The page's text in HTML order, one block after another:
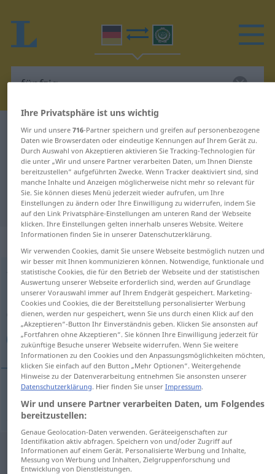
Deutsch-Arabisch Wörterbuch fünfzig
Deutsch-Arabisch Übersetzung für
"fünfzig"
"fünfzig" Arabisch Übersetzung
„fünfzig“: Numerale, Zahlwort
fünfzignum
Übersicht aller Übersetzungen
(Für mehr Details die Übersetzung anklicken/antippen)
خمسون
خمسون [xamˈsuːn] fünfzig
Ihre Privatsphäre ist uns wichtig
Wir und unsere 716-Partner speichern und greifen auf personenbezogene
Daten wie Browserdaten oder eindeutige Kennungen auf Ihrem Gerät zu.
Durch Auswahl von Akzeptieren aktivieren Sie Tracking-Technologien für
die unter „Wir und unsere Partner verarbeiten Daten, um Ihnen Dienste
bereitzustellen“ aufgeführten Zwecke. Wenn Tracker deaktiviert sind, sind
manche Inhalte und Anzeigen möglicherweise nicht mehr so relevant für
Sie. Sie können dieses Menü jederzeit wieder aufrufen, um Ihre
Einstellungen zu ändern oder Ihre Einwilligung zu widerrufen, indem Sie
auf den Link Privatsphäre-Einstellungen am unteren Rand der Webseite
klicken. Ihre Einstellungen gelten innerhalb unseres Website. Weitere
Informationen finden Sie in unserer Datenschutzerklärung.
Wir verwenden Cookies, damit Sie unsere Webseite bestmöglich nutzen und
wir besser mit Ihnen kommunizieren können. Notwendige, funktionale und
statistische Cookies, die für den Betrieb der Webseite und der statistischen
Auswertung unserer Webseite erforderlich sind, werden auf Grundlage
unserer Vorauswahl immer auf Ihrem Endgerät gespeichert. Marketing-
Cookies und Cookies, die der Bereitstellung personalisierter Werbung
dienen, werden nur gespeichert, wenn Sie uns durch einen Klick auf den
„Akzeptieren“-Button Ihr Einverständnis geben. Klicken Sie ansonsten auf
„Fortfahren ohne Akzeptieren“. Sie können Ihre Einwilligung jederzeit für
zukünftige Besuche unserer Webseite widerrufen. Wenn Sie weitere
Informationen zu den Cookies und den Anpassungsmöglichkeiten möchten,
klicken Sie einfach auf den Button „Mehr Optionen“. Weitergehende
Hinweise zu der Datenverarbeitung entnehmen Sie ansonsten unserer
Datenschutzerklärung. Hier finden Sie unser Impressum.
Wir und unsere Partner verarbeiten Daten, um Folgendes
bereitzustellen:
Genaue Geolocation-Daten verwenden. Geräteeigenschaften zur
Identifikation aktiv abfragen. Speichern von und/oder Zugriff auf
Informationen auf einem Gerät. Personalisierte Werbung und Inhalte,
Messung von Werbung und Inhalten, Zielgruppenforschung und
Entwicklung von Dienstleistungen.